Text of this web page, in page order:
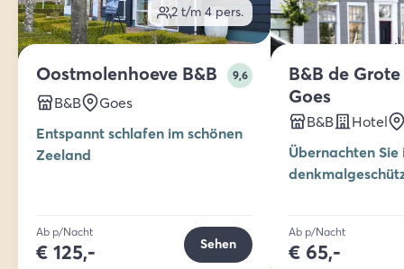
2 t/m 4 pers.
Oostmolenhoeve B&B 9,6
B&B
Goes
Entspannt schlafen im schönen
Zeeland
Ab p/Nacht
€ 125,- Sehen
B&B de
Goes
B&B
Hotel
Übernachten Sie
Ab p/Nacht
€ 65,-